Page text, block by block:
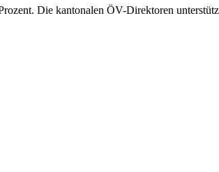
Die kantonalen ÖV-Direktoren